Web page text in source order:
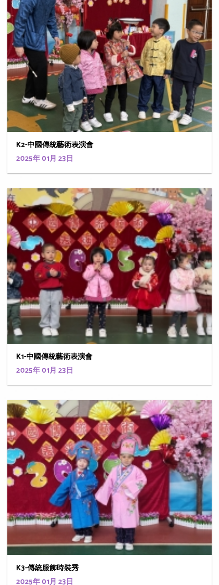
K2-中國傳統藝術表演會
2025年 01月 23日
K1-中國傳統藝術表演會
2025年 01月 23日
K3-傳統服飾時裝秀
2025年 01月 23日